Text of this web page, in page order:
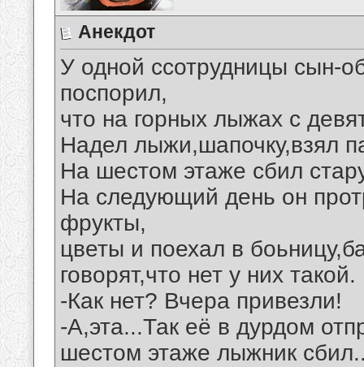
Анекдот
У одной ссотрудницы сын-
поспорил,
что на горных лыжах с
Надел лыжи,шапочку,взял
На шестом этаже сбил
На следующий день он
фрукты,
цветы и поехал в
говорят,что нет у них такой.
-Как нет? Вчера привезли!
-А,эта...Так её в дурдом
шестом этаже лыжник